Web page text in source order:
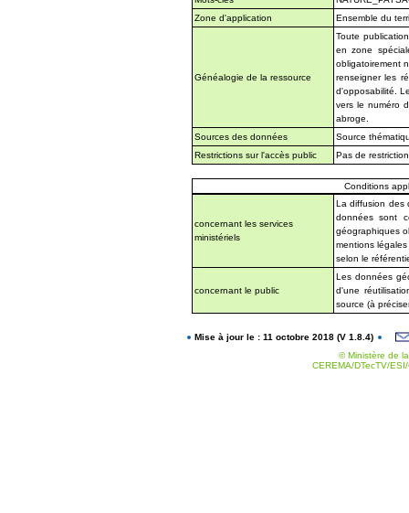
Zone d'application
Ensemble du
Généalogie de la ressource
Toute
en zone
obligatoirement
renseigner les
d'opposabilité.
vers le numéro
abroge.
Sources des données
Source
Restrictions sur l'accès public
Pas de
Conditions
concernant les services
ministériels
La diffusion des
données sont
géographiques
mentions
selon le
concernant le public
Les données
d'une
source (à
Mise à jour le : 11 octobre 2018 (V 1.8.4)
© Ministère de
CEREMA/DTecTV/